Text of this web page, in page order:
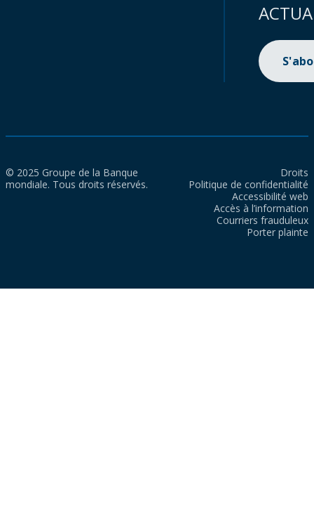
© 2025 Groupe de la Banque
mondiale. Tous droits réservés.
Droits
Politique de confidentialité
Accessibilité web
Accès à l’information
Courriers frauduleux
Porter plainte